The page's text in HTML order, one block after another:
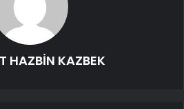
HAZBİN KAZBEK